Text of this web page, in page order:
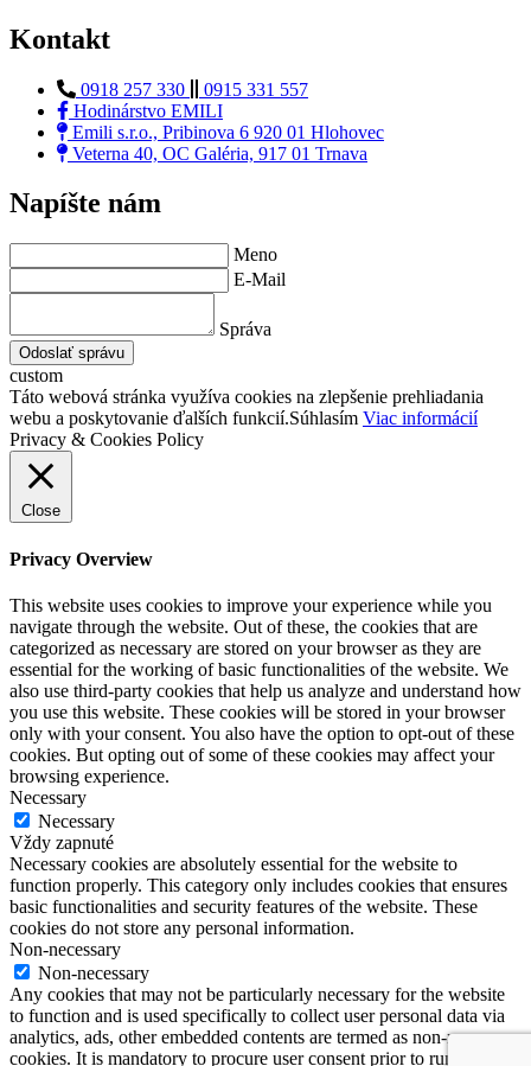
Kontakt
0918 257 330
0915 331 557
Hodinárstvo EMILI
Emili s.r.o., Pribinova 6 920 01 Hlohovec
Veterna 40, OC Galéria, 917 01 Trnava
Napíšte nám
Meno
E-Mail
Správa
Odoslať správu
custom
Táto webová stránka využíva cookies na zlepšenie prehliadania
webu a poskytovanie ďalších funkcií.Súhlasím Viac informácií
Privacy & Cookies Policy
Close
Privacy Overview
This website uses cookies to improve your experience while you
navigate through the website. Out of these, the cookies that are
categorized as necessary are stored on your browser as they are
essential for the working of basic functionalities of the website. We
also use third-party cookies that help us analyze and understand how
you use this website. These cookies will be stored in your browser
only with your consent. You also have the option to opt-out of these
cookies. But opting out of some of these cookies may affect your
browsing experience.
Necessary
Necessary
Vždy zapnuté
Necessary cookies are absolutely essential for the website to
function properly. This category only includes cookies that ensures
basic functionalities and security features of the website. These
cookies do not store any personal information.
Non-necessary
Non-necessary
Any cookies that may not be particularly necessary for the website
to function and is used specifically to collect user personal data via
analytics, ads, other embedded contents are termed as non-necessary
cookies. It is mandatory to procure user consent prior to running